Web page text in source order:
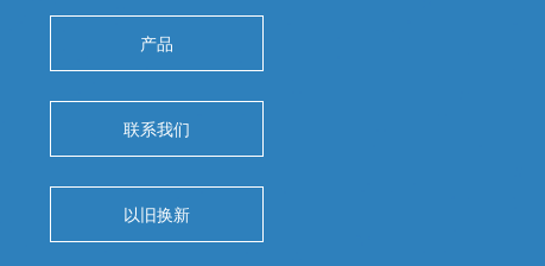
产品
联系我们
以旧换新